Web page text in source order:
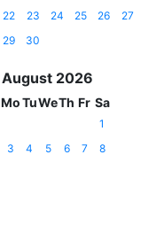
22 23 24 25 26
27
29 30
August 2026
MoTuWeTh Fr Sa
1
3 4 5 6 7 8